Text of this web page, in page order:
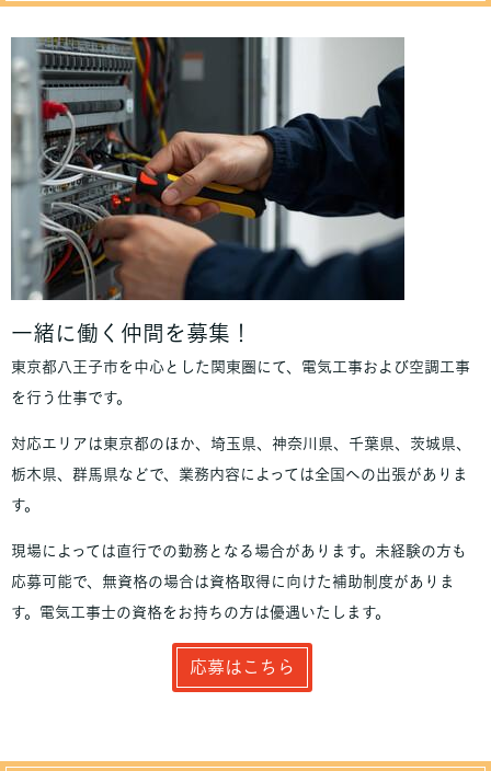
一緒に働く仲間を募集！
東京都八王子市を中心とした関東圏にて、電気工事および空調工事
を行う仕事です。
対応エリアは東京都のほか、埼玉県、神奈川県、千葉県、茨城県、
栃木県、群馬県などで、業務内容によっては全国への出張がありま
す。
現場によっては直行での勤務となる場合があります。未経験の方も
応募可能で、無資格の場合は資格取得に向けた補助制度がありま
す。電気工事士の資格をお持ちの方は優遇いたします。
応募はこちら